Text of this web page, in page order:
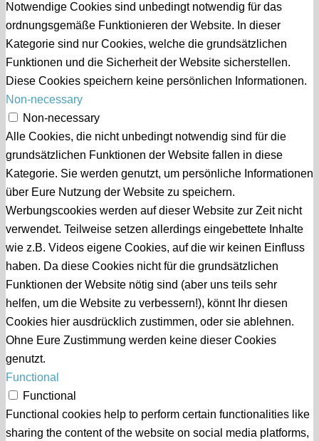
Notwendige Cookies sind unbedingt notwendig für das
ordnungsgemäße Funktionieren der Website. In dieser
Kategorie sind nur Cookies, welche die grundsätzlichen
Funktionen und die Sicherheit der Website sicherstellen.
Diese Cookies speichern keine persönlichen Informationen.
Non-necessary
Non-necessary
Alle Cookies, die nicht unbedingt notwendig sind für die
grundsätzlichen Funktionen der Website fallen in diese
Kategorie. Sie werden genutzt, um persönliche Informationen
über Eure Nutzung der Website zu speichern.
Werbungscookies werden auf dieser Website zur Zeit nicht
verwendet. Teilweise setzen allerdings eingebettete Inhalte
wie z.B. Videos eigene Cookies, auf die wir keinen Einfluss
haben. Da diese Cookies nicht für die grundsätzlichen
Funktionen der Website nötig sind (aber uns teils sehr
helfen, um die Website zu verbessern!), könnt Ihr diesen
Cookies hier ausdrücklich zustimmen, oder sie ablehnen.
Ohne Eure Zustimmung werden keine dieser Cookies
genutzt.
Functional
Functional
Functional cookies help to perform certain functionalities like
sharing the content of the website on social media platforms,